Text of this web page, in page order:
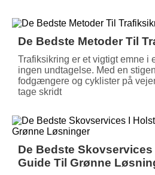
De Bedste Metoder Til
Trafiksikring er et vigtigt emne i
ingen undtagelse. Med en
fodgængere og cyklister på
tage skridt
De Bedste
Guide Til Grønne